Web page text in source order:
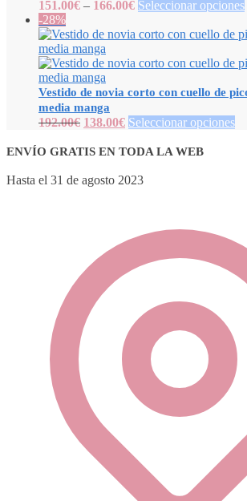
151.00€ – 166.00€ Seleccionar opciones
-28%
Vestido de novia corto con cuello de
media manga
192.00€ 138.00€ Seleccionar opciones
ENVÍO GRATIS EN TODA LA WEB
Hasta el 31 de agosto 2023